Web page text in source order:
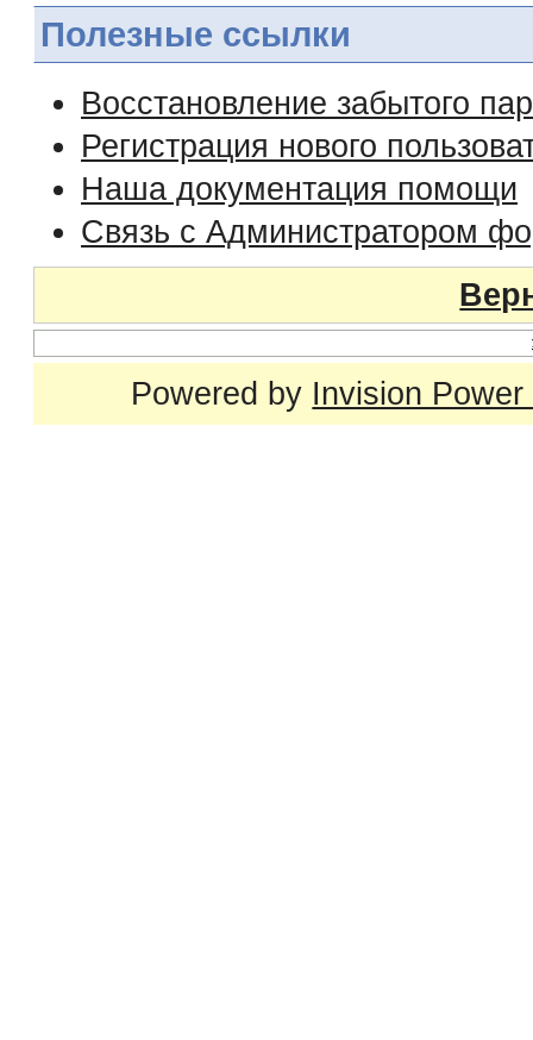
Полезные ссылки
Восстановление забытого
Регистрация нового
Наша документация помощи
Связь с Администратором
Powered by Invision Power